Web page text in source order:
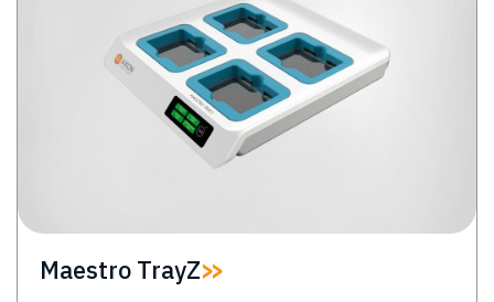
Maestro TrayZ